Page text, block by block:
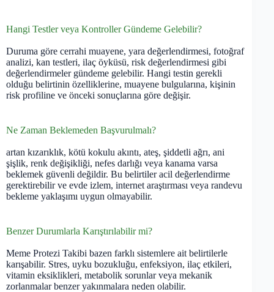
Hangi Testler veya Kontroller Gündeme Gelebilir?
Duruma göre cerrahi muayene, yara değerlendirmesi, fotoğraf
analizi, kan testleri, ilaç öyküsü, risk değerlendirmesi gibi
değerlendirmeler gündeme gelebilir. Hangi testin gerekli
olduğu belirtinin özelliklerine, muayene bulgularına, kişinin
risk profiline ve önceki sonuçlarına göre değişir.
Ne Zaman Beklemeden Başvurulmalı?
artan kızarıklık, kötü kokulu akıntı, ateş, şiddetli ağrı, ani
şişlik, renk değişikliği, nefes darlığı veya kanama varsa
beklemek güvenli değildir. Bu belirtiler acil değerlendirme
gerektirebilir ve evde izlem, internet araştırması veya randevu
bekleme yaklaşımı uygun olmayabilir.
Benzer Durumlarla Karıştırılabilir mi?
Meme Protezi Takibi bazen farklı sistemlere ait belirtilerle
karışabilir. Stres, uyku bozukluğu, enfeksiyon, ilaç etkileri,
vitamin eksiklikleri, metabolik sorunlar veya mekanik
zorlanmalar benzer yakınmalara neden olabilir.